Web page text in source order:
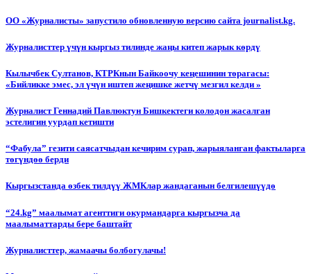
ОО «Журналисты» запустило обновленную версию сайта journalist.kg.
Журналисттер үчүн кыргыз тилинде жаңы китеп жарык көрдү
Кылычбек Султанов, КТРКнын Байкоочу кеңешинин төрагасы:
«Бийликке эмес, эл үчүн иштеп жеңишке жетчү мезгил келди »
Журналист Геннадий Павлюктун Бишкектеги колодон жасалган
эстелигин уурдап кетишти
“Фабула” гезити саясатчыдан кечирим сурап, жарыяланган фактыларга
төгүндөө берди
Кыргызстанда өзбек тилдүү ЖМКлар жандаганын белгилешүүдө
“24.kg” маалымат агенттиги окурмандарга кыргызча да
маалыматтарды бере баштайт
Журналисттер, жамаачы болбогулачы!